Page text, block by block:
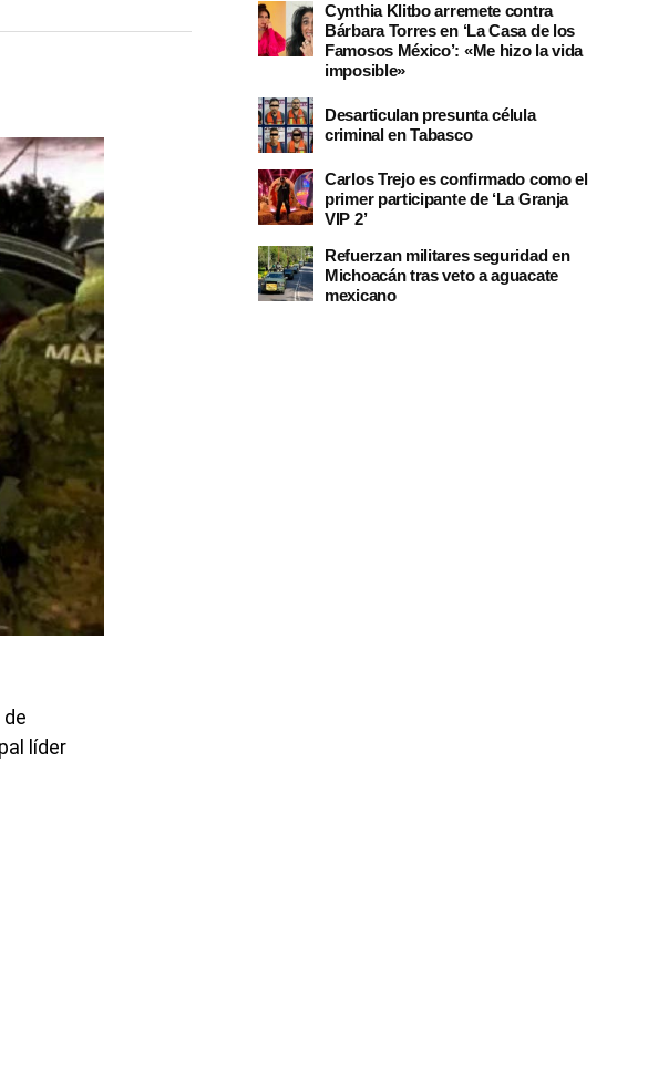
líder
Cynthia Klitbo arremete contra
Bárbara Torres en ‘La Casa de los
Famosos México’: «Me hizo la vida
imposible»
Desarticulan presunta célula
criminal en Tabasco
Carlos Trejo es confirmado como el
primer participante de ‘La Granja
VIP 2’
Refuerzan militares seguridad en
Michoacán tras veto a aguacate
mexicano